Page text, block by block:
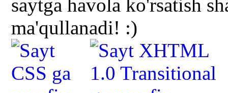
saytga havola ko'rsatish
ma'qullanadi! :)